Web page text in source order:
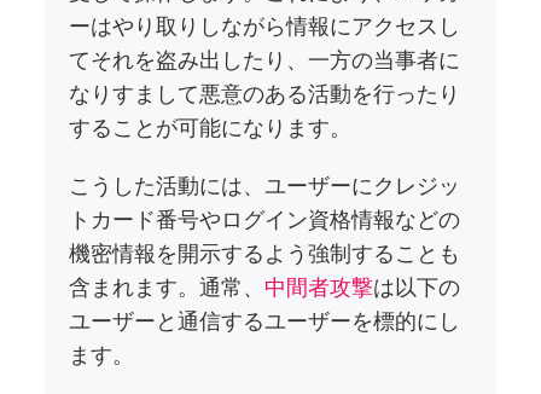
ーはやり取りしながら情報にアクセスし
てそれを盗み出したり、一方の当事者に
なりすまして悪意のある活動を行ったり
することが可能になります。
こうした活動には、ユーザーにクレジッ
トカード番号やログイン資格情報などの
機密情報を開示するよう強制することも
含まれます。通常、 中間者攻撃は以下の
ユーザーと通信するユーザーを標的にし
ます。